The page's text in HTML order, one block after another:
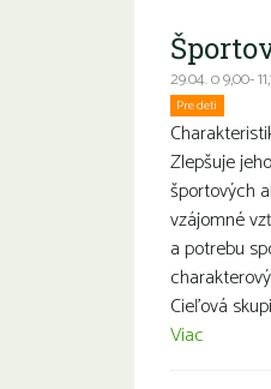
29.04. o 9,00-
Pre deti
Zlepšuje
športových
vzájomné
a potrebu
Cieľová
Viac